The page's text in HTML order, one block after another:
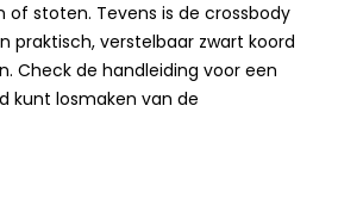
of stoten. Tevens is de crossbody
praktisch, verstelbaar zwart koord
Check de handleiding voor een
kunt losmaken van de